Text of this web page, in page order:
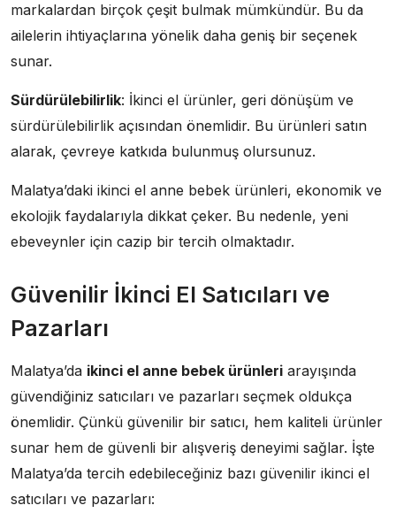
markalardan birçok çeşit bulmak mümkündür. Bu da
ailelerin ihtiyaçlarına yönelik daha geniş bir seçenek
sunar.
Sürdürülebilirlik: İkinci el ürünler, geri dönüşüm ve
sürdürülebilirlik açısından önemlidir. Bu ürünleri satın
alarak, çevreye katkıda bulunmuş olursunuz.
Malatya’daki ikinci el anne bebek ürünleri, ekonomik ve
ekolojik faydalarıyla dikkat çeker. Bu nedenle, yeni
ebeveynler için cazip bir tercih olmaktadır.
Güvenilir İkinci El Satıcıları ve
Pazarları
Malatya’da ikinci el anne bebek ürünleri arayışında
güvendiğiniz satıcıları ve pazarları seçmek oldukça
önemlidir. Çünkü güvenilir bir satıcı, hem kaliteli ürünler
sunar hem de güvenli bir alışveriş deneyimi sağlar. İşte
Malatya’da tercih edebileceğiniz bazı güvenilir ikinci el
satıcıları ve pazarları: